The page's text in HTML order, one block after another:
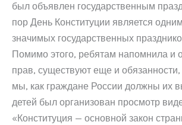
был объявлен государственным
пор День Конституции является
значимых государственных
Помимо этого, ребятам напомнила и
прав, существуют еще и
мы, как граждане России должны их
детей был организован просмотр
«Конституция — основной закон